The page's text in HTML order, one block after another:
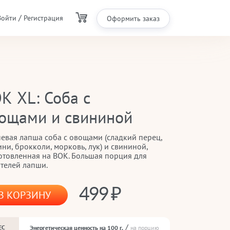
/ Регистрация Оформить заказ
XL: Соба с
и свининой
лапша соба с овощами (сладкий перец,
брокколи, морковь, лук) и свининой,
на ВОК. Большая порция для
лапши.
КОРЗИНУ 499
Энергетическая ценность на 100 г./ на порцию